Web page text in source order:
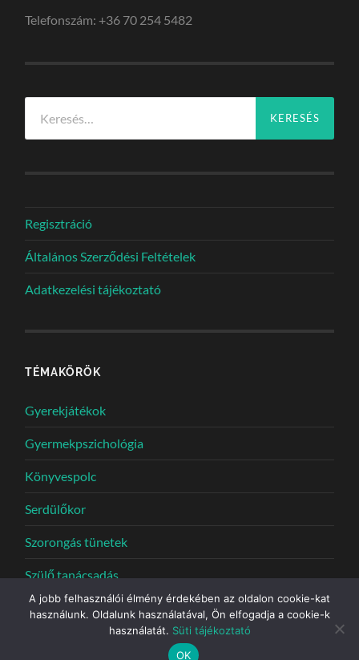
Telefonszám: +36 70 254 5482
Regisztráció
Általános Szerződési Feltételek
Adatkezelési tájékoztató
TÉMAKÖRÖK
Gyerekjátékok
Gyermekpszichológia
Könyvespolc
Serdülőkor
Szorongás tünetek
Szülő tanácsadás
PSZICHOLÓGUS MŰHELY
A jobb felhasználói élmény érdekében az oldalon cookie-kat
használunk. Oldalunk használatával, Ön elfogadja a cookie-k
használatát. Süti tájékoztató
OK